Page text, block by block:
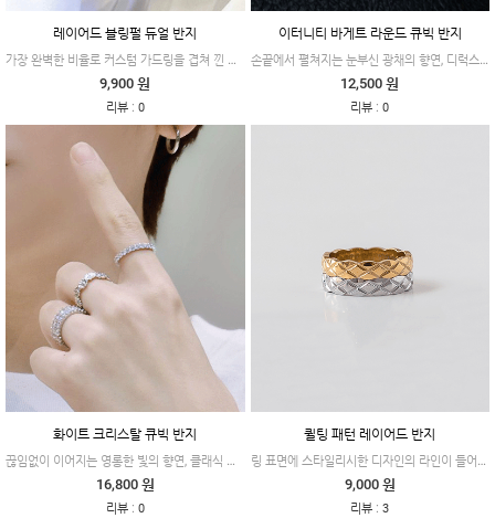
레이어드 블링펄 듀얼 반지
가장 완벽한 비율로 커스텀 가드링을 겹쳐 낀 듯한 드라마틱한 효과를 선사합니다.
9,900 원
리뷰: 0
이터니티 바게트 라운드 큐빅 반지
손끝에서 펼쳐지는 눈부신 광채의 향연, 디럭스 풀 이터니티 링
12,500 원
리뷰 :0
화이트 크리스탈 큐빅 반지
끊임없이 이어지는 영롱한 빛의 향연, 클래식 풀 이터니티 링
16,800 원
리뷰: 0
퀼팅 패턴 레이어드 반지
링 표면에 스타일리시한 디자인의 라인이 들어간 #엠피오
9,000 원
리뷰 :3